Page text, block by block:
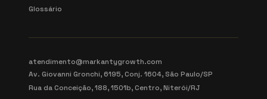
Glossário
atendimento@markantygrowth.com
Av. Giovanni Gronchi, 6195, Conj. 1604, São Paulo/SP
Rua da Conceição, 188, 1501b, Centro, Niterói/RJ